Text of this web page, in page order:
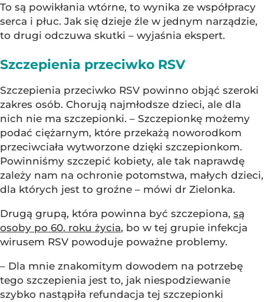
To są powikłania wtórne, to wynika ze współpracy
serca i płuc. Jak się dzieje źle w jednym narządzie,
to drugi odczuwa skutki – wyjaśnia ekspert.
Szczepienia przeciwko RSV
Szczepienia przeciwko RSV powinno objąć szeroki
zakres osób. Chorują najmłodsze dzieci, ale dla
nich nie ma szczepionki. – Szczepionkę możemy
podać ciężarnym, które przekażą noworodkom
przeciwciała wytworzone dzięki szczepionkom.
Powinniśmy szczepić kobiety, ale tak naprawdę
zależy nam na ochronie potomstwa, małych dzieci,
dla których jest to groźne – mówi dr Zielonka.
Drugą grupą, która powinna być szczepiona, są
osoby po 60. roku życia, bo w tej grupie infekcja
wirusem RSV powoduje poważne problemy.
– Dla mnie znakomitym dowodem na potrzebę
tego szczepienia jest to, jak niespodziewanie
szybko nastąpiła refundacja tej szczepionki